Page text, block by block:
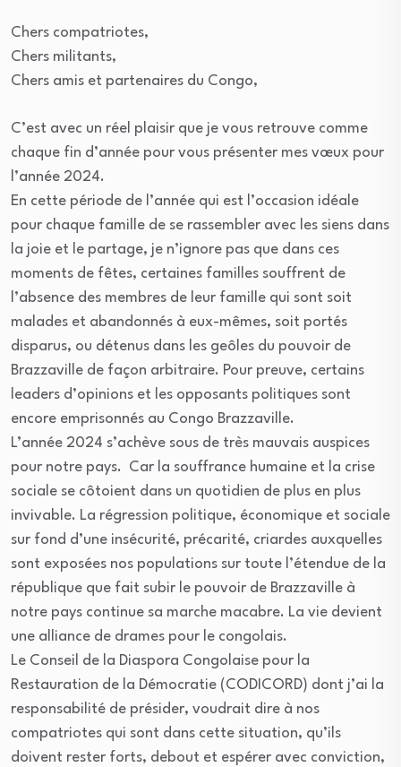
Chers compatriotes,
Chers militants,
Chers amis et partenaires du Congo,
C’est avec un réel plaisir que je vous retrouve comme
chaque fin d’année pour vous présenter mes vœux pour
l’année 2024.
En cette période de l’année qui est l’occasion idéale
pour chaque famille de se rassembler avec les siens dans
la joie et le partage, je n’ignore pas que dans ces
moments de fêtes, certaines familles souffrent de
l’absence des membres de leur famille qui sont soit
malades et abandonnés à eux-mêmes, soit portés
disparus, ou détenus dans les geôles du pouvoir de
Brazzaville de façon arbitraire. Pour preuve, certains
leaders d’opinions et les opposants politiques sont
encore emprisonnés au Congo Brazzaville.
L’année 2024 s’achève sous de très mauvais auspices
pour notre pays. Car la souffrance humaine et la crise
sociale se côtoient dans un quotidien de plus en plus
invivable. La régression politique, économique et sociale
sur fond d’une insécurité, précarité, criardes auxquelles
sont exposées nos populations sur toute l’étendue de la
république que fait subir le pouvoir de Brazzaville à
notre pays continue sa marche macabre. La vie devient
une alliance de drames pour le congolais.
Le Conseil de la Diaspora Congolaise pour la
Restauration de la Démocratie (CODICORD) dont j’ai la
responsabilité de présider, voudrait dire à nos
compatriotes qui sont dans cette situation, qu’ils
doivent rester forts, debout et espérer avec conviction,